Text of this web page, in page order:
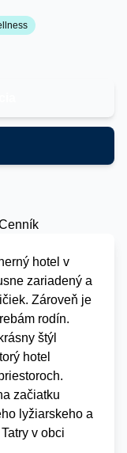
hotel v
zariadený a
Zároveň je
rodín.
štýl
hotel
začiatku
lyžiarskeho a
v obci